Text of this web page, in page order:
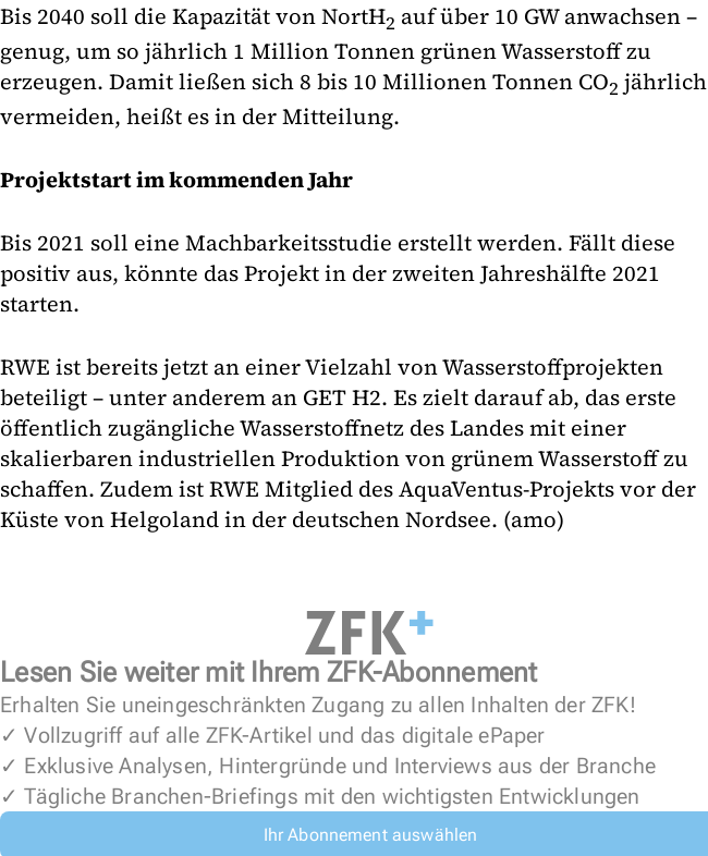
Bis 2040 soll die Kapazität von NortH2 auf über 10 GW anwachsen –
genug, um so jährlich 1 Million Tonnen grünen Wasserstoff zu
erzeugen. Damit ließen sich 8 bis 10 Millionen Tonnen CO2 jährlich
vermeiden, heißt es in der Mitteilung.
Projektstart im kommenden Jahr
Bis 2021 soll eine Machbarkeitsstudie erstellt werden. Fällt diese
positiv aus, könnte das Projekt in der zweiten Jahreshälfte 2021
starten.
RWE ist bereits jetzt an einer Vielzahl von Wasserstoffprojekten
beteiligt – unter anderem an GET H2. Es zielt darauf ab, das erste
öffentlich zugängliche Wasserstoffnetz des Landes mit einer
skalierbaren industriellen Produktion von grünem Wasserstoff zu
schaffen. Zudem ist RWE Mitglied des AquaVentus-Projekts vor der
Küste von Helgoland in der deutschen Nordsee. (amo)
Lesen Sie weiter mit Ihrem ZFK-Abonnement
Erhalten Sie uneingeschränkten Zugang zu allen Inhalten der ZFK!
✓ Vollzugriff auf alle ZFK-Artikel und das digitale ePaper
✓ Exklusive Analysen, Hintergründe und Interviews aus der Branche
✓ Tägliche Branchen-Briefings mit den wichtigsten Entwicklungen
Ihr Abonnement auswählen